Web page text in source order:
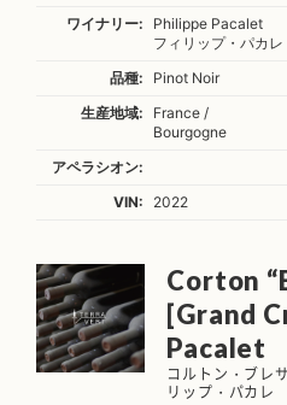
ワイナリー:
Philippe Pacalet
フィリップ・パカレ
品種:
Pinot Noir
生産地域:
France /
Bourgogne
アペラシオン:
VIN:
2022
Corton
[Grand
Pacalet
コルトン・ブレ
リップ・パカレ